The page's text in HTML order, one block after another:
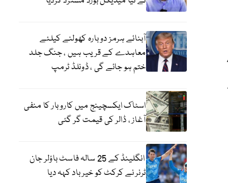
آبنائے ہرمز دوبارہ کھولنے کیلئے
معاہدے کے قریب ہیں ، جنگ جلد
ختم ہو جائے گی ، ڈونلڈ ٹرمپ
اسٹاک ایکسچینج میں کاروبار کا منفی
آغاز ، ڈالر کی قیمت گر گئی
انگلینڈ کے 25 سالہ فاسٹ باؤلر جان
ٹرنر نے کرکٹ کو خیر باد کہہ دیا